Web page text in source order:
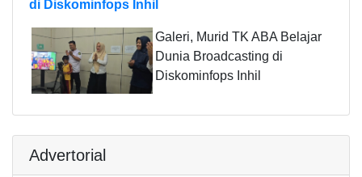
di Diskominfops Inhil
Galeri, Murid TK ABA Belajar
Dunia Broadcasting di
Diskominfops Inhil
Advertorial